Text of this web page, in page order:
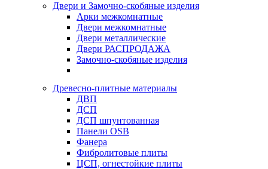
Двери и Замочно-скобяные изделия
Арки межкомнатные
Двери межкомнатные
Двери металлические
Двери РАСПРОДАЖА
Замочно-скобяные изделия
Древесно-плитные материалы
ДВП
ДСП
ДСП шпунтованная
Панели OSB
Фанера
Фибролитовые плиты
ЦСП, огнестойкие плиты